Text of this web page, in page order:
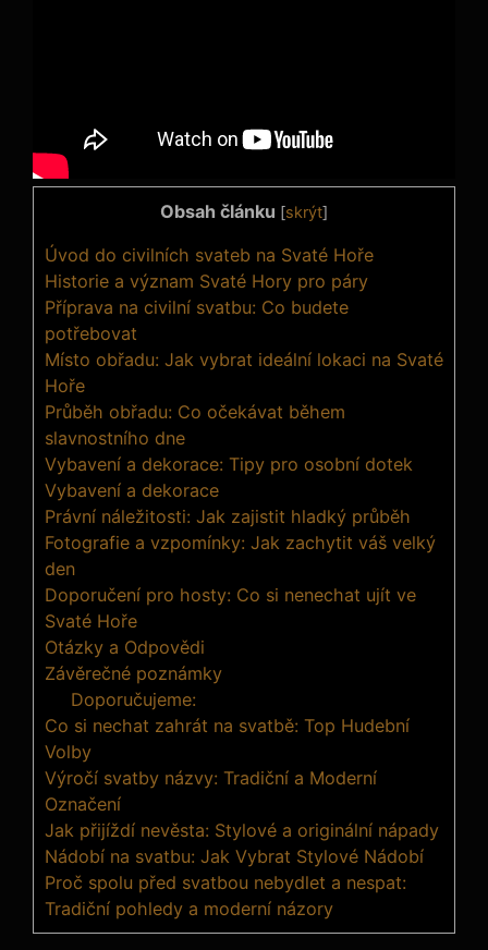
Obsah článku [skrýt]
Úvod do civilních svateb na Svaté Hoře
Historie a význam Svaté Hory pro páry
Příprava na civilní svatbu: Co budete
potřebovat
Místo obřadu: Jak vybrat ideální lokaci na Svaté
Hoře
Průběh obřadu: Co očekávat během
slavnostního dne
Vybavení a dekorace: Tipy pro osobní dotek
Vybavení a dekorace
Právní náležitosti: Jak zajistit hladký průběh
Fotografie a vzpomínky: Jak zachytit váš velký
den
Doporučení pro hosty: Co si nenechat ujít ve
Svaté Hoře
Otázky a Odpovědi
Závěrečné poznámky
Doporučujeme:
Co si nechat zahrát na svatbě: Top Hudební
Volby
Výročí svatby názvy: Tradiční a Moderní
Označení
Jak přijíždí nevěsta: Stylové a originální nápady
Nádobí na svatbu: Jak Vybrat Stylové Nádobí
Proč spolu před svatbou nebydlet a nespat:
Tradiční pohledy a moderní názory